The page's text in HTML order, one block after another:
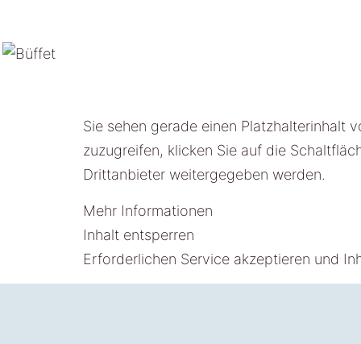
Sie sehen gerade einen Platzhalterinhalt
zuzugreifen, klicken Sie auf die
Drittanbieter weitergegeben werden.
Mehr Informationen
Inhalt entsperren
Erforderlichen Service akzeptieren und